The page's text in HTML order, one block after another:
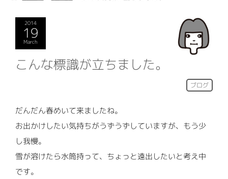
ッ
プ
contact
weblog
information
FONT
2014
19
March
こんな標識が立ちました。
ブログ
だんだん春めいて来ましたね。
お出かけしたい気持ちがうずうずしていますが、もう少
し我慢。
雪が溶けたら水筒持って、ちょっと遠出したいと考え中
です。